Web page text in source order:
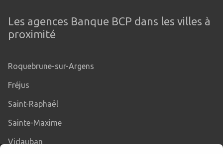
Les agences Banque BCP dans les villes à
proximité
Roquebrune-sur-Argens
Fréjus
Saint-Raphaël
Sainte-Maxime
Vidauban